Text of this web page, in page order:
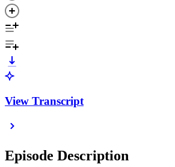
View Transcript
Episode Description